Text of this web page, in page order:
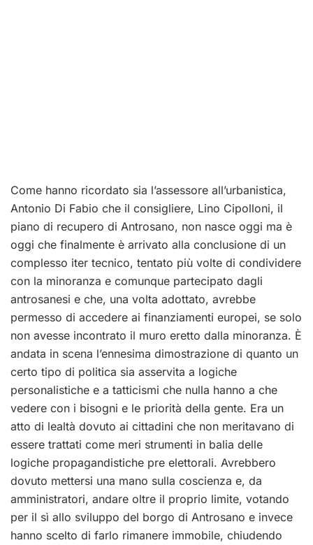
Come hanno ricordato sia l’assessore all’urbanistica,
Antonio Di Fabio che il consigliere, Lino Cipolloni, il
piano di recupero di Antrosano, non nasce oggi ma è
oggi che finalmente è arrivato alla conclusione di un
complesso iter tecnico, tentato più volte di condividere
con la minoranza e comunque partecipato dagli
antrosanesi e che, una volta adottato, avrebbe
permesso di accedere ai finanziamenti europei, se solo
non avesse incontrato il muro eretto dalla minoranza. È
andata in scena l’ennesima dimostrazione di quanto un
certo tipo di politica sia asservita a logiche
personalistiche e a tatticismi che nulla hanno a che
vedere con i bisogni e le priorità della gente. Era un
atto di lealtà dovuto ai cittadini che non meritavano di
essere trattati come meri strumenti in balia delle
logiche propagandistiche pre elettorali. Avrebbero
dovuto mettersi una mano sulla coscienza e, da
amministratori, andare oltre il proprio limite, votando
per il sì allo sviluppo del borgo di Antrosano e invece
hanno scelto di farlo rimanere immobile, chiudendo